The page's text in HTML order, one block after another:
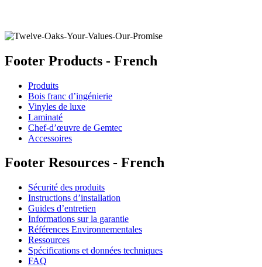
Footer Products - French
Produits
Bois franc d’ingénierie
Vinyles de luxe
Laminaté
Chef-d’œuvre de Gemtec
Accessoires
Footer Resources - French
Sécurité des produits
Instructions d’installation
Guides d’entretien
Informations sur la garantie
Références Environnementales
Ressources
Spécifications et données techniques
FAQ